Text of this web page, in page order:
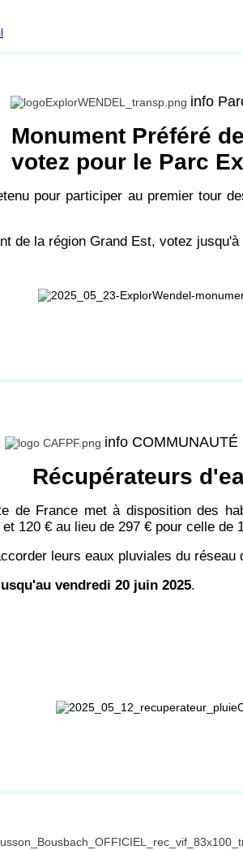
info
Monument Préféré
votez pour le Parc
pour participer au premier tour
de la région Grand Est, votez
info
Récupérateurs
de France met à disposition des
120 € au lieu de 297 € pour celle de
leurs eaux pluviales du réseau
vendredi 20 juin 2025.